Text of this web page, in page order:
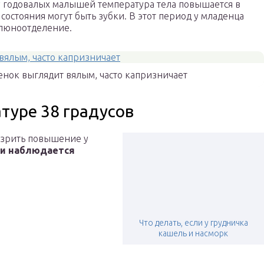
малышей температура тела повышается в
могут быть зубки. В этот период у младенца
выглядит вялым, часто капризничает
38 градусов
Что делать, если у грудничка
кашель и насморк
повышение у
наблюдается